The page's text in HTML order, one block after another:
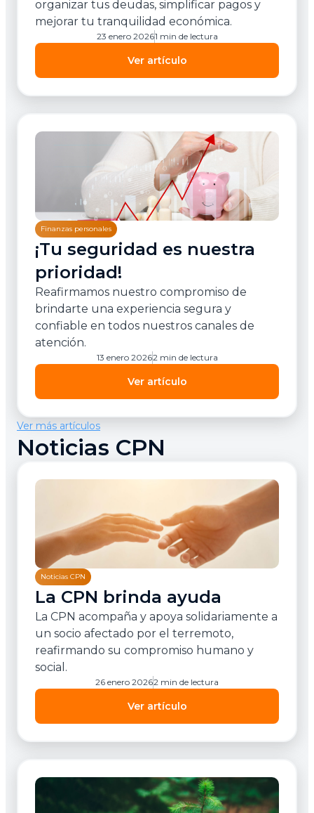
organizar tus deudas, simplificar pagos y
mejorar tu tranquilidad económica.
Ver artículo
23 enero 20261 min de lectura
Finanzas personales
¡Tu seguridad es nuestra
prioridad!
Reafirmamos nuestro compromiso de
brindarte una experiencia segura y
confiable en todos nuestros canales de
atención.
Ver artículo
13 enero 20262 min de lectura
Ver más artículos
Noticias CPN
Noticias CPN
La CPN brinda ayuda
La CPN acompaña y apoya solidariamente a
un socio afectado por el terremoto,
reafirmando su compromiso humano y
social.
Ver artículo
26 enero 20262 min de lectura